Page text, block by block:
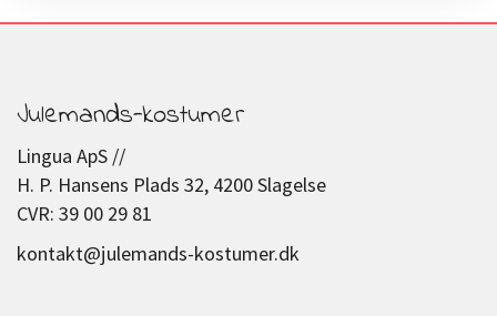
Julemands-kostumer
Lingua ApS //
H. P. Hansens Plads 32, 4200 Slagelse
CVR: 39 00 29 81
kontakt@julemands-kostumer.dk